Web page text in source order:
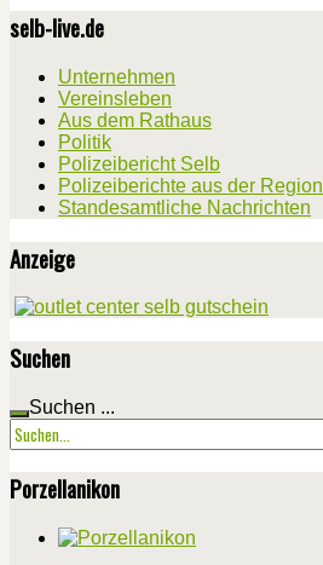
selb-live.de
Unternehmen
Vereinsleben
Aus dem Rathaus
Politik
Polizeibericht Selb
Polizeiberichte aus der Region
Standesamtliche Nachrichten
Anzeige
Suchen
Suchen ...
Porzellanikon